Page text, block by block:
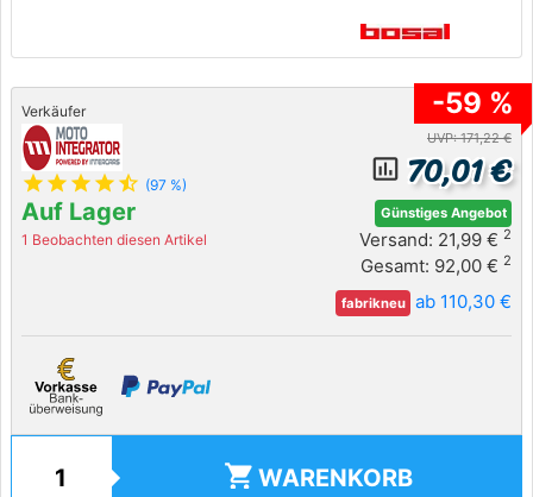
Verkäufer
star star star star star_half (97 %)
Auf Lager
1 Beobachten diesen Artikel
-59 %
UVP: 171,22 €
insert_chart_outlined 70,01 €
Günstiges Angebot
Versand: 21,99 € 2
Gesamt: 92,00 € 2
fabrikneu ab 110,30 €
shopping_cart WARENKORB